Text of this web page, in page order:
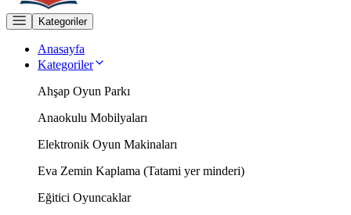
Kategoriler
Anasayfa
Kategoriler
Ahşap Oyun Parkı
Anaokulu Mobilyaları
Elektronik Oyun Makinaları
Eva Zemin Kaplama (Tatami yer minderi)
Eğitici Oyuncaklar